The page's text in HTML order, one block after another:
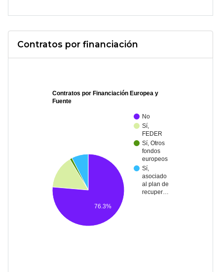
Contratos por financiación
Contratos por Financiación Europea y
Fuente
No
Sí,
FEDER
Sí, Otros
fondos
europeos
Sí,
asociado
al plan de
recuper…
76.3%